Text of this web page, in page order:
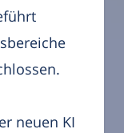
neuen KI